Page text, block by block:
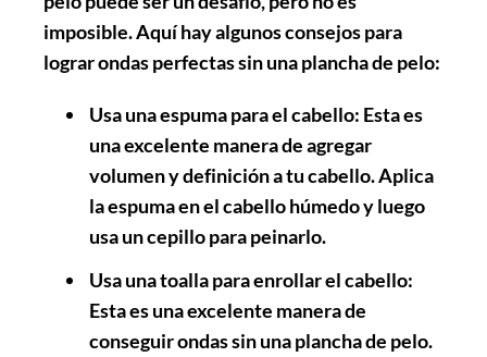
imposible. Aquí hay algunos consejos para
lograr ondas perfectas sin una plancha de pelo:
Usa una espuma para el cabello: Esta es
una excelente manera de agregar
volumen y definición a tu cabello. Aplica
la espuma en el cabello húmedo y luego
usa un cepillo para peinarlo.
Usa una toalla para enrollar el cabello:
Esta es una excelente manera de
conseguir ondas sin una plancha de pelo.